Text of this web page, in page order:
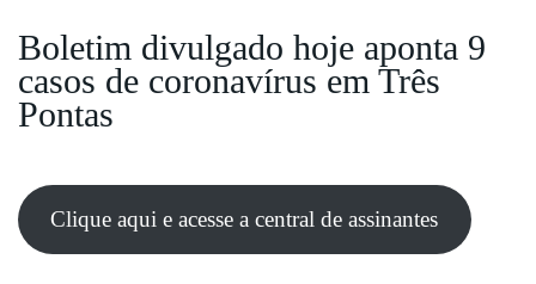
Boletim divulgado hoje aponta 9
casos de coronavírus em Três
Pontas
Clique aqui e acesse a central de assinantes